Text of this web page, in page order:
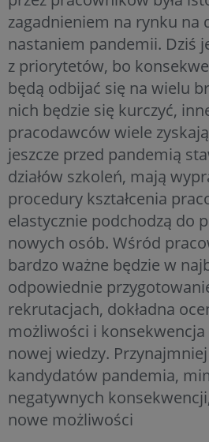
zagadnieniem na rynku na
nastaniem pandemii. Dziś
z priorytetów, bo
będą odbijać się na wielu
nich będzie się kurczyć,
pracodawców wiele
jeszcze przed pandemią
działów szkoleń, mają
procedury kształcenia
elastycznie podchodzą do
nowych osób. Wśród
bardzo ważne będzie w
odpowiednie
rekrutacjach, dokładna
możliwości i
nowej wiedzy.
kandydatów pandemia,
negatywnych
nowe możliwości